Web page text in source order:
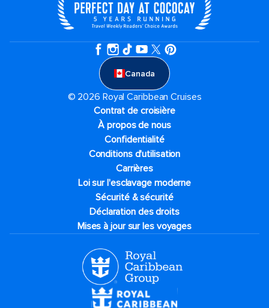
Canada
© 2026 Royal Caribbean Cruises
Contrat de croisière
À propos de nous
Confidentialité
Conditions d'utilisation
Carrières
Loi sur l'esclavage moderne
Sécurité & sécurité
Déclaration des droits
Mises à jour sur les voyages